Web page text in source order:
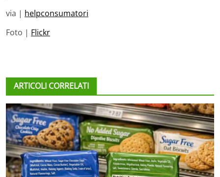
via | helpconsumatori
Foto | Flickr
ARTICOLI CORRELATI